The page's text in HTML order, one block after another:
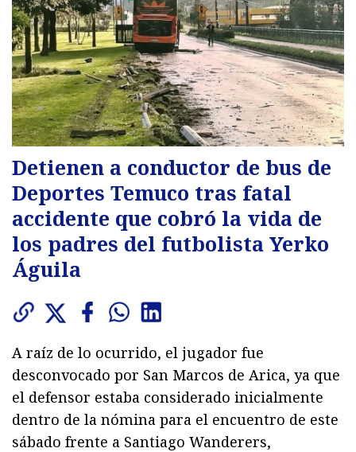
Detienen a conductor de bus de
Deportes Temuco tras fatal
accidente que cobró la vida de
los padres del futbolista Yerko
Águila
A raíz de lo ocurrido, el jugador fue
desconvocado por San Marcos de Arica, ya que
el defensor estaba considerado inicialmente
dentro de la nómina para el encuentro de este
sábado frente a Santiago Wanderers,